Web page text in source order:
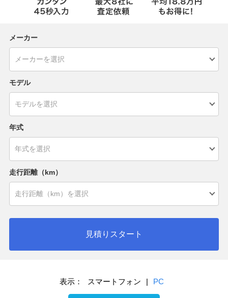
メーカー
モデル
年式
走行距離（km）
見積りスタート
表示： スマートフォン PC